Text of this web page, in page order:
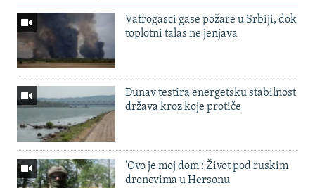
Vatrogasci gase požare u Srbiji, dok
toplotni talas ne jenjava
Dunav testira energetsku stabilnost
država kroz koje protiče
'Ovo je moj dom': Život pod ruskim
dronovima u Hersonu